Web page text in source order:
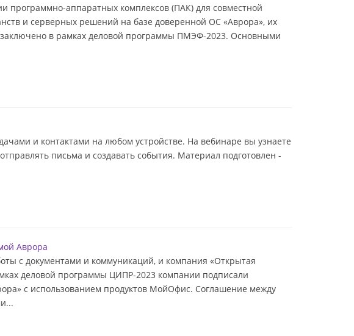
программно-аппаратных комплексов (ПАК) для совместной
и серверных решений на базе доверенной ОС «Аврора», их
в рамках деловой программы ПМЭФ-2023. Основными
и контактами на любом устройстве. На вебинаре вы узнаете
письма и создавать события. Материал подготовлен -
Аврора
с документами и коммуникаций, и компания «Открытая
деловой программы ЦИПР-2023 компании подписали
с использованием продуктов МойОфис. Соглашение между